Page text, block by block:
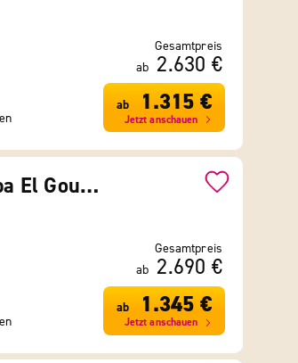
Gesamtpreis
ab 2.630 €
ab 1.315 €
Jetzt anschauen
Mövenpick Resort & Spa El Gouna
Gesamtpreis
ab 2.690 €
ab 1.345 €
Jetzt anschauen